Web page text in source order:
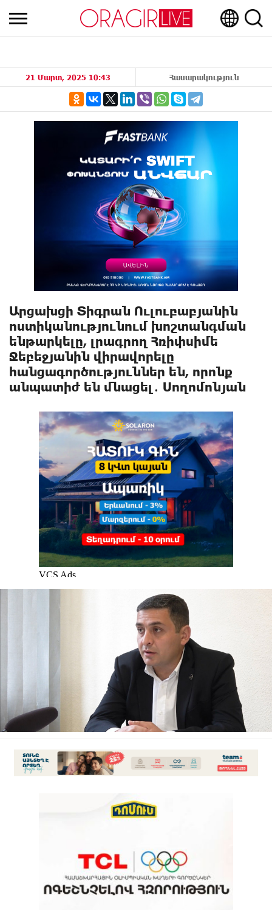
21 Մարտ, 2025 10:43 Հասարակություն
Արցախցի Տիգրան Ուլուբաբյանին
ոստիկանությունում խոշտանգման
ենթարկելը, լրագրող Հռիփսիմե
Ջեբեջյանին վիրավորելը
հանցագործություններ են, որոնք
անպատիժ են մնացել․ Սողոմոնյան